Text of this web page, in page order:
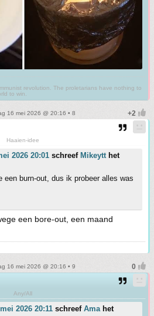
revolution. The proletarians have nothing to
to win.
16 mei 2026 @ 20:16 • 8
Haaien-idee
2026 20:01 schreef Mikeytt het
een burn-out, dus ik probeer alles was
een bore-out, een maand
16 mei 2026 @ 20:16 • 9
Any/All
2026 20:11 schreef Ama het